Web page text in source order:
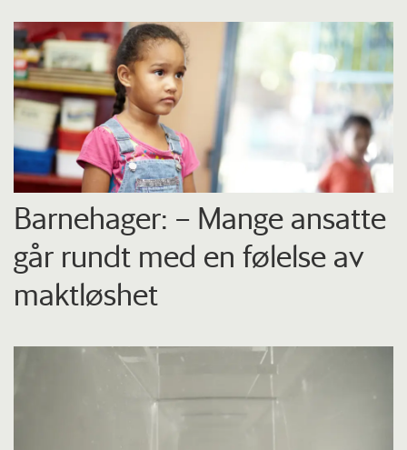
Barnehager: – Mange ansatte
går rundt med en følelse av
maktløshet